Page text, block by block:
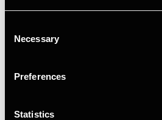
Selection
Necessary
Preferences
Statistics
inviteres på festival
Arbejdsgiveres håndtering
Løn eller udbytte til
bedst?
Chefkonsulent